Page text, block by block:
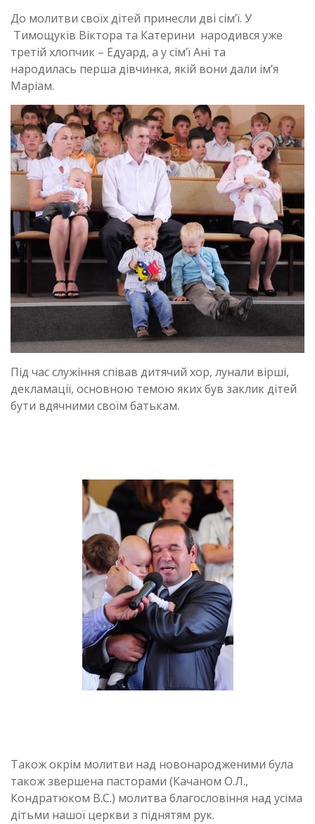
До молитви своїх дітей принесли дві сім’ї. У
Тимощуків Віктора та Катерини народився уже
третій хлопчик – Едуард, а у сім’ї Ані та
народилась перша дівчинка, якій вони дали ім’я
Маріам.
Під час служіння співав дитячий хор, лунали вірші,
декламації, основною темою яких був заклик дітей
бути вдячними своїм батькам.
Також окрім молитви над новонародженими була
також звершена пасторами (Качаном О.Л.,
Кондратюком В.С.) молитва благословіння над усіма
дітьми нашої церкви з піднятям рук.